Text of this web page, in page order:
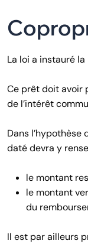
La loi a instauré
Ce prêt doit avoir
de l’intérêt
Dans
daté devra y
le montant
le montant
du
Il est par ailleurs